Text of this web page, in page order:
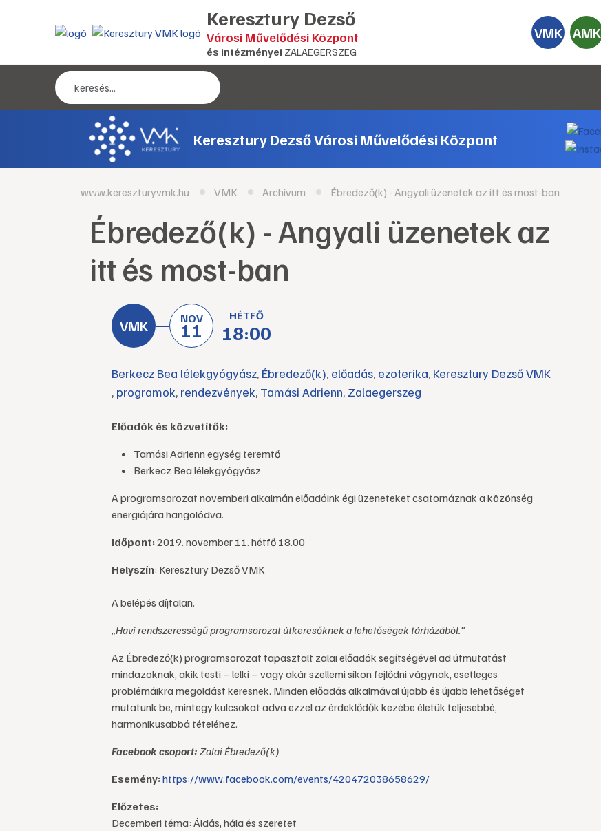
Keresztury Dezső
Városi Művelődési Központ
és intézményei ZALAEGERSZEG
VMK AMK
Keresztury Dezső Városi Művelődési Központ
www.kereszturyvmk.hu VMK Archívum Ébredező(k) - Angyali üzenetek az itt és most-ban
Ébredező(k) - Angyali üzenetek az
itt és most-ban
NOV
11
HÉTFŐ
18:00
Berkecz Bea lélekgyógyász, Ébredező(k), előadás, ezoterika, Keresztury Dezső VMK
, programok, rendezvények, Tamási Adrienn, Zalaegerszeg
Előadók és közvetítők:
Tamási Adrienn egység teremtő
Berkecz Bea lélekgyógyász
A programsorozat novemberi alkalmán előadóink égi üzeneteket csatornáznak a közönség
energiájára hangolódva.
Időpont:2019. november 11. hétfő 18.00
Helyszín: Keresztury Dezső VMK
A belépés díjtalan.
„Havi rendszerességű programsorozat útkeresőknek a lehetőségek tárházából."
Az Ébredező(k) programsorozat tapasztalt zalai előadók segítségével ad útmutatást
mindazoknak, akik testi – lelki – vagy akár szellemi síkon fejlődni vágynak, esetleges
problémáikra megoldást keresnek. Minden előadás alkalmával újabb és újabb lehetőséget
mutatunk be, mintegy kulcsokat adva ezzel az érdeklődők kezébe életük teljesebbé,
harmonikusabbá tételéhez.
Facebook csoport: Zalai Ébredező(k)
Esemény:https://www.facebook.com/events/420472038658629/
Előzetes:
Decemberi téma: Áldás, hála és szeretet